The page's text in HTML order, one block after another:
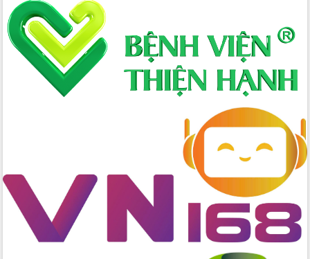
Xây dựng nông thôn mới: Nâng cao đời
sống người dân từ những mô hình thiết
thực
Quyết liệt tháo gỡ vướng mắc, đẩy
nhanh tiến độ các dự án trọng điểm
trong Khu kinh tế Nam Phú Yên
Hòn Yến phát triển du lịch gắn với bảo
Phát động chiến dịch 30 ngày đêm
giải phóng mặt bằng Tuyến đường bộ
ven biển
Đắk Lắk nỗ lực thúc đẩy tăng trưởng
kinh tế từ 10% trở lên trong Quý